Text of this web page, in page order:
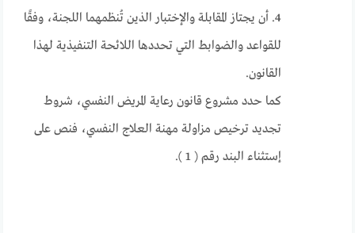
4. أن يجتاز المقابلة والإختبار الذين تُنظمهما اللجنة، وفقًا
للقواعد والضوابط التي تحددها اللائحة التنفيذية لهذا
القانون.
كما حدد مشروع قانون رعاية المريض النفسي، شروط
تجديد ترخيص مزاولة مهنة العلاج النفسي، فنص على
إستثناء البند رقم ( 1 ).